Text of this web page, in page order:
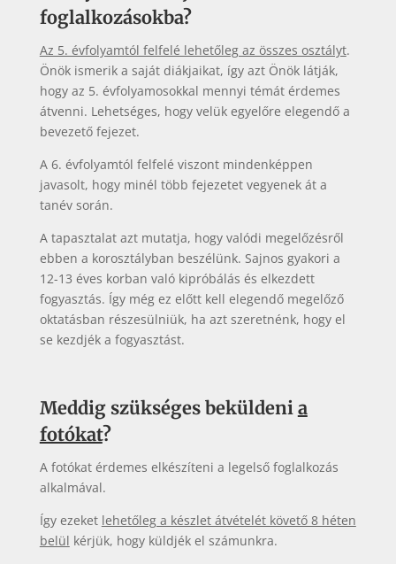
foglalkozásokba?
Az 5. évfolyamtól felfelé lehetőleg az összes osztályt.
Önök ismerik a saját diákjaikat, így azt Önök látják,
hogy az 5. évfolyamosokkal mennyi témát érdemes
átvenni. Lehetséges, hogy velük egyelőre elegendő a
bevezető fejezet.
A 6. évfolyamtól felfelé viszont mindenképpen
javasolt, hogy minél több fejezetet vegyenek át a
tanév során.
A tapasztalat azt mutatja, hogy valódi megelőzésről
ebben a korosztályban beszélünk. Sajnos gyakori a
12-13 éves korban való kipróbálás és elkezdett
fogyasztás. Így még ez előtt kell elegendő megelőző
oktatásban részesülniük, ha azt szeretnénk, hogy el
se kezdjék a fogyasztást.
Meddig szükséges beküldeni a
fotókat?
A fotókat érdemes elkészíteni a legelső foglalkozás
alkalmával.
Így ezeket lehetőleg a készlet átvételét követő 8 héten
belül kérjük, hogy küldjék el számunkra.